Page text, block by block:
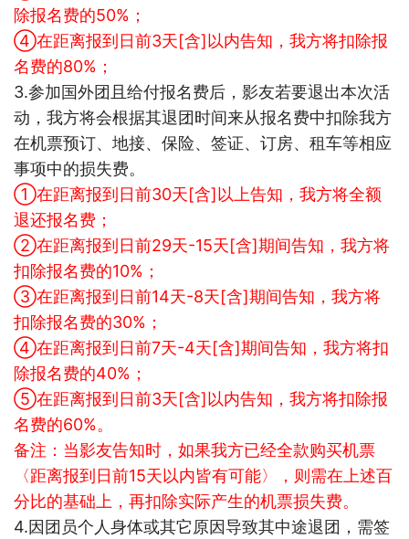
除报名费的50%；
④在距离报到日前3天[含]以内告知，我方将扣除报
名费的80%；
3.参加国外团且给付报名费后，影友若要退出本次活
动，我方将会根据其退团时间来从报名费中扣除我方
在机票预订、地接、保险、签证、订房、租车等相应
事项中的损失费。
①在距离报到日前30天[含]以上告知，我方将全额
退还报名费；
②在距离报到日前29天-15天[含]期间告知，我方将
扣除报名费的10%；
③在距离报到日前14天-8天[含]期间告知，我方将
扣除报名费的30%；
④在距离报到日前7天-4天[含]期间告知，我方将扣
除报名费的40%；
⑤在距离报到日前3天[含]以内告知，我方将扣除报
名费的60%。
备注：当影友告知时，如果我方已经全款购买机票
〈距离报到日前15天以内皆有可能〉，则需在上述百
分比的基础上，再扣除实际产生的机票损失费。
4.因团员个人身体或其它原因导致其中途退团，需签